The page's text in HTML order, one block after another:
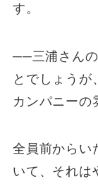
す。
──三浦さん
とでしょうが
カンパニーの
全員前からい
いて、それは